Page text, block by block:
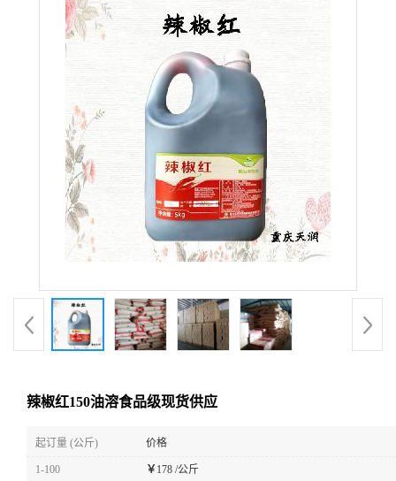
辣椒红150油溶食品级现货供应
起订量 (公斤) 价格
1-100 ￥178 /公斤